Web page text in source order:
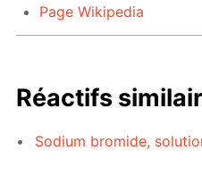
Page Wikipedia
Réactifs
Sodium bromide,